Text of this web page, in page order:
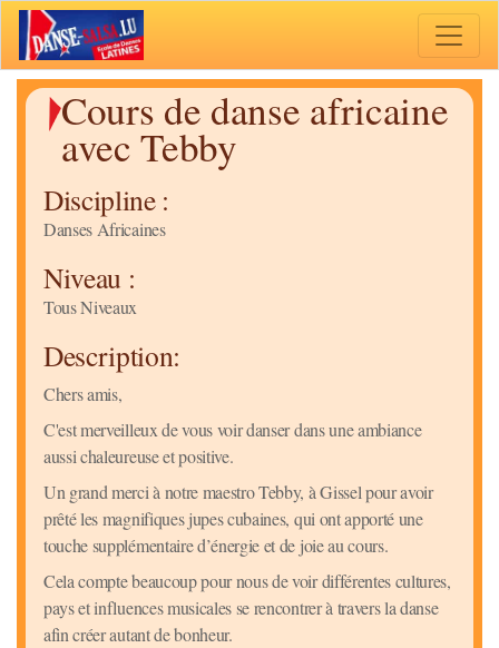
Cours de danse africaine
avec Tebby
Discipline :
Danses Africaines
Niveau :
Tous Niveaux
Description:
Chers amis,
C'est merveilleux de vous voir danser dans une ambiance
aussi chaleureuse et positive.
Un grand merci à notre maestro Tebby, à Gissel pour avoir
prêté les magnifiques jupes cubaines, qui ont apporté une
touche supplémentaire d’énergie et de joie au cours.
Cela compte beaucoup pour nous de voir différentes cultures,
pays et influences musicales se rencontrer à travers la danse
afin créer autant de bonheur.